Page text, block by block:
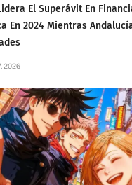
El Superávit En
En 2024 Mientras
2026